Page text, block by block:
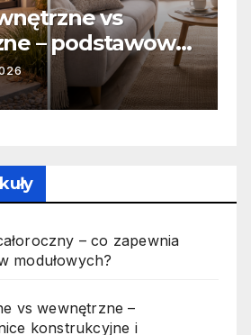
Zabicie owada a
odpowiedzialność
jak wygląda to w
19 PAŹDZIERNIKA, 2025
– co zapewnia
modułowych?
vs wewnętrzne –
konstrukcyjne i